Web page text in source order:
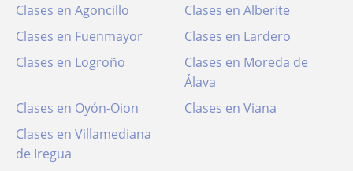
Clases en Agoncillo
Clases en Alberite
Clases en Fuenmayor
Clases en Lardero
Clases en Logroño
Clases en Moreda de
Álava
Clases en Oyón-Oion
Clases en Viana
Clases en Villamediana
de Iregua